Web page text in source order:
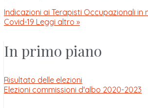
Indicazioni ai Terapisti Occupazionali
Covid-19 Leggi altro »
In primo piano
Risultato delle elezioni
Elezioni commissioni d'albo 2020-2023